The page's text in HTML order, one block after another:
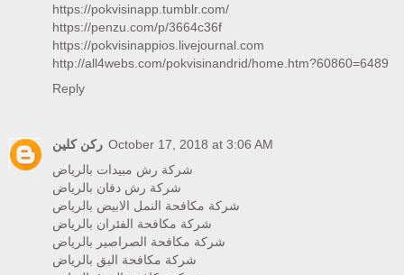
https://pokvisinapp.tumblr.com/
https://penzu.com/p/3664c36f
https://pokvisinappios.livejournal.com
http://all4webs.com/pokvisinandrid/home.htm?60860=6489
Reply
ركن كلين October 17, 2018 at 3:06 AM
شركة رش مبيدات بالرياض
شركة رش دفان بالرياض
شركة مكافحة النمل الابيض بالرياض
شركة مكافحة الفئران بالرياض
شركة مكافحة الصراصير بالرياض
شركة مكافحة البق بالرياض